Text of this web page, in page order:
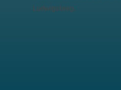
Ludwigsburg.